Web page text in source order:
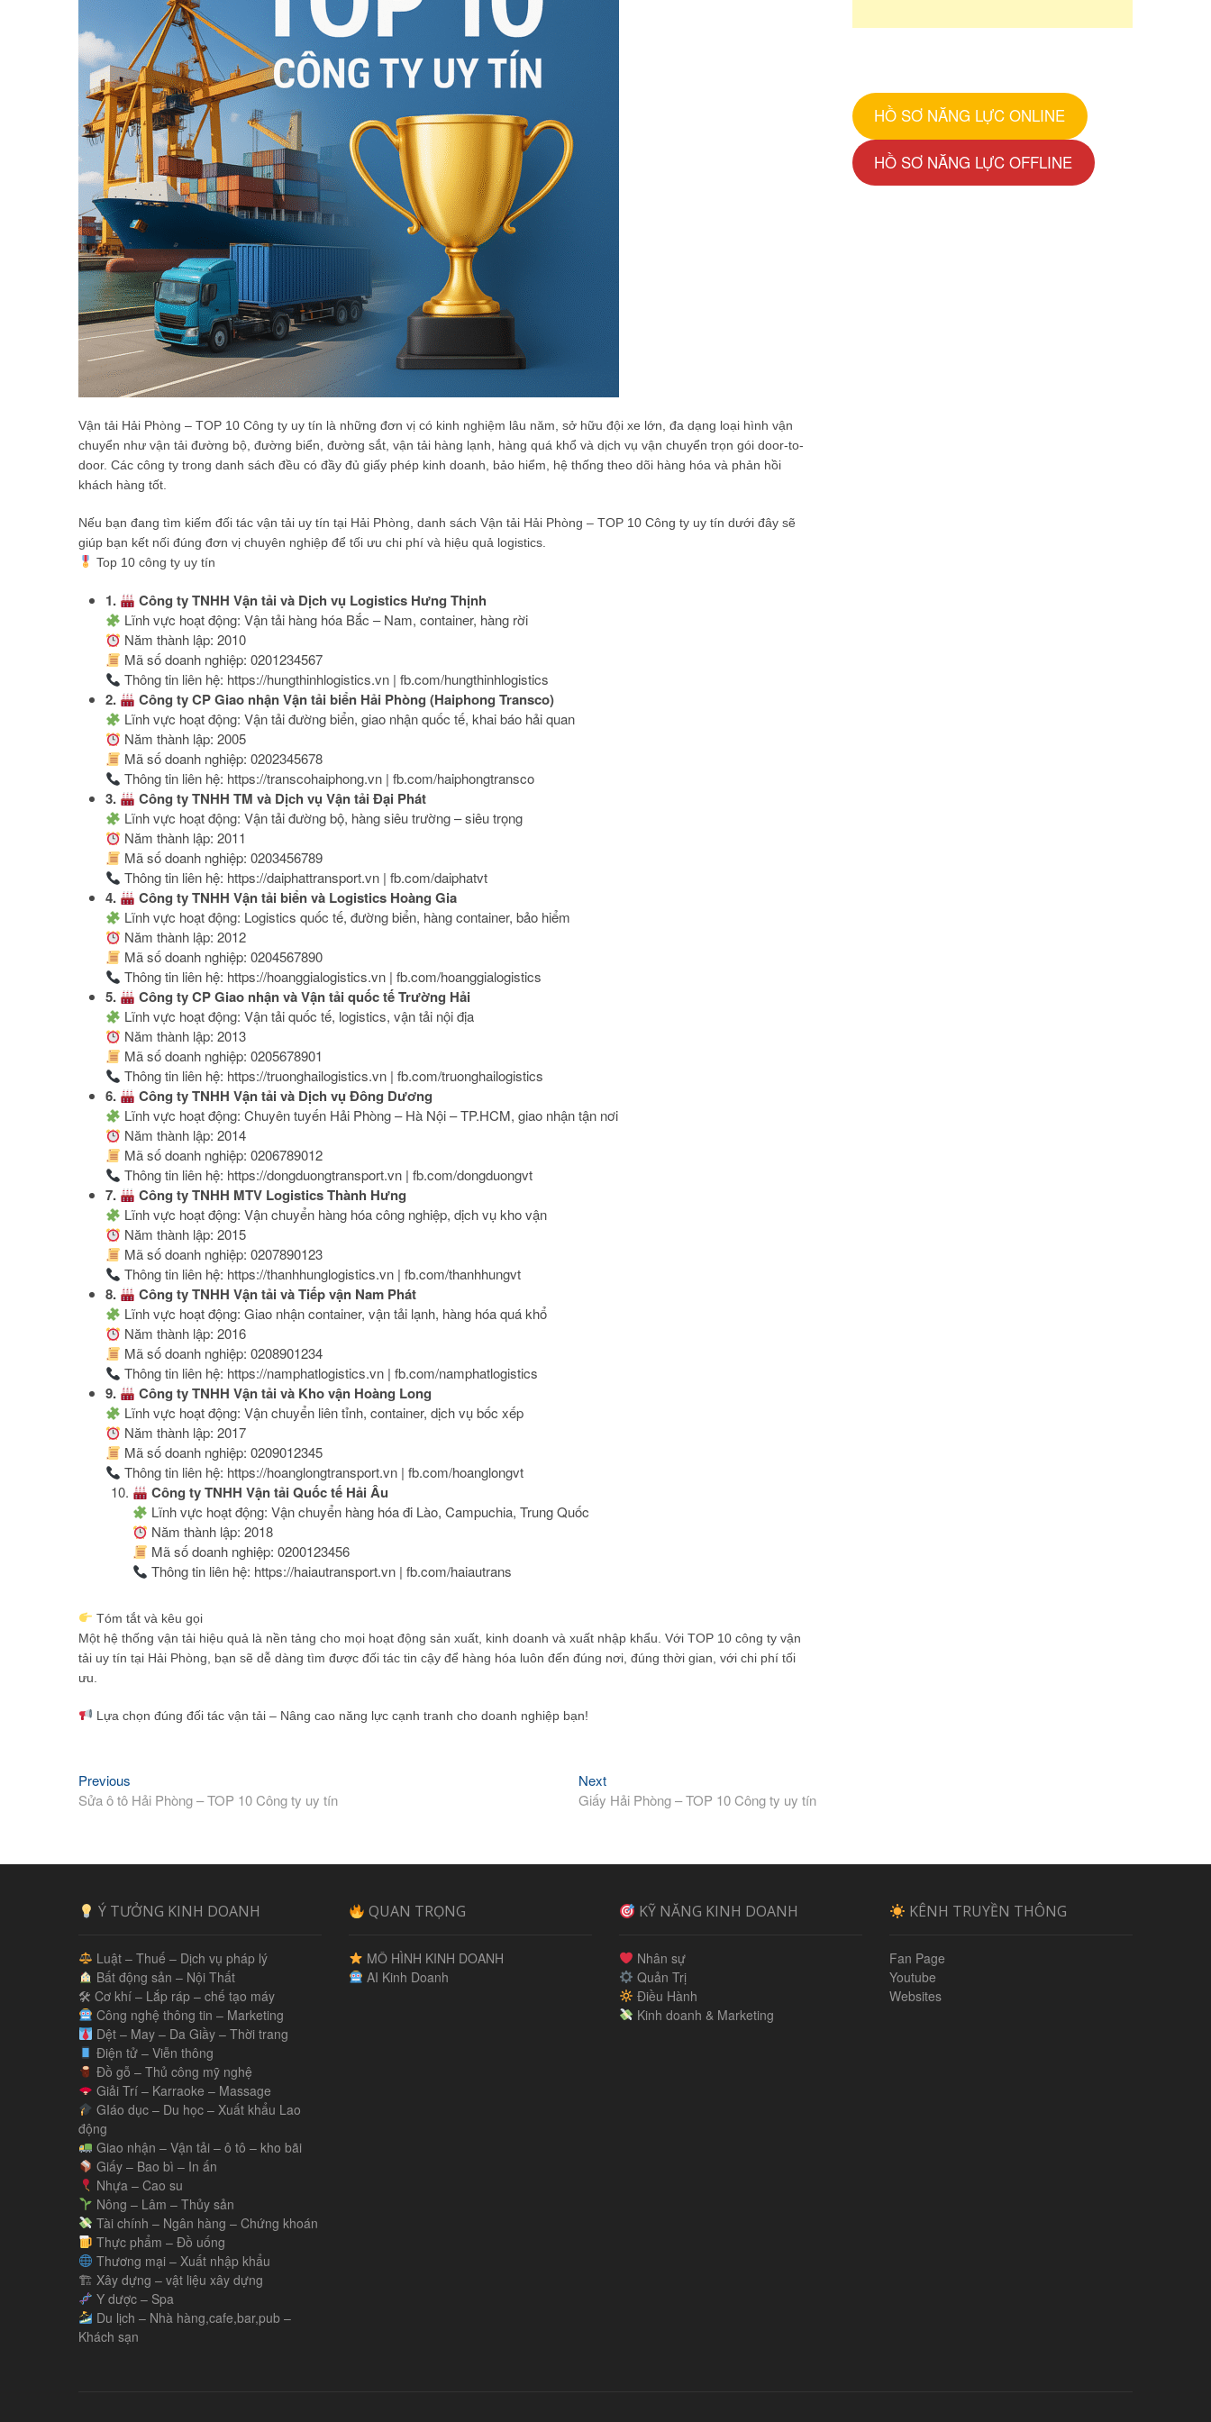
Vận tải Hải Phòng – TOP 10 Công ty uy tín là những đơn vị có kinh nghiệm lâu năm, sở hữu đội xe lớn, đa dạng loại hình vận
chuyển như vận tải đường bộ, đường biển, đường sắt, vận tải hàng lạnh, hàng quá khổ và dịch vụ vận chuyển trọn gói door-to-
door. Các công ty trong danh sách đều có đầy đủ giấy phép kinh doanh, bảo hiểm, hệ thống theo dõi hàng hóa và phản hồi
khách hàng tốt.
Nếu bạn đang tìm kiếm đối tác vận tải uy tín tại Hải Phòng, danh sách Vận tải Hải Phòng – TOP 10 Công ty uy tín dưới đây sẽ
giúp bạn kết nối đúng đơn vị chuyên nghiệp để tối ưu chi phí và hiệu quả logistics.
Top 10 công ty uy tín
1. Công ty TNHH Vận tải và Dịch vụ Logistics Hưng Thịnh
Lĩnh vực hoạt động: Vận tải hàng hóa Bắc – Nam, container, hàng rời
Năm thành lập: 2010
Mã số doanh nghiệp: 0201234567
Thông tin liên hệ: https://hungthinhlogistics.vn | fb.com/hungthinhlogistics
2. Công ty CP Giao nhận Vận tải biển Hải Phòng (Haiphong Transco)
Lĩnh vực hoạt động: Vận tải đường biển, giao nhận quốc tế, khai báo hải quan
Năm thành lập: 2005
Mã số doanh nghiệp: 0202345678
Thông tin liên hệ: https://transcohaiphong.vn | fb.com/haiphongtransco
3. Công ty TNHH TM và Dịch vụ Vận tải Đại Phát
Lĩnh vực hoạt động: Vận tải đường bộ, hàng siêu trường – siêu trọng
Năm thành lập: 2011
Mã số doanh nghiệp: 0203456789
Thông tin liên hệ: https://daiphattransport.vn | fb.com/daiphatvt
4. Công ty TNHH Vận tải biển và Logistics Hoàng Gia
Lĩnh vực hoạt động: Logistics quốc tế, đường biển, hàng container, bảo hiểm
Năm thành lập: 2012
Mã số doanh nghiệp: 0204567890
Thông tin liên hệ: https://hoanggialogistics.vn | fb.com/hoanggialogistics
5. Công ty CP Giao nhận và Vận tải quốc tế Trường Hải
Lĩnh vực hoạt động: Vận tải quốc tế, logistics, vận tải nội địa
Năm thành lập: 2013
Mã số doanh nghiệp: 0205678901
Thông tin liên hệ: https://truonghailogistics.vn | fb.com/truonghailogistics
6. Công ty TNHH Vận tải và Dịch vụ Đông Dương
Lĩnh vực hoạt động: Chuyên tuyến Hải Phòng – Hà Nội – TP.HCM, giao nhận tận nơi
Năm thành lập: 2014
Mã số doanh nghiệp: 0206789012
Thông tin liên hệ: https://dongduongtransport.vn | fb.com/dongduongvt
7. Công ty TNHH MTV Logistics Thành Hưng
Lĩnh vực hoạt động: Vận chuyển hàng hóa công nghiệp, dịch vụ kho vận
Năm thành lập: 2015
Mã số doanh nghiệp: 0207890123
Thông tin liên hệ: https://thanhhunglogistics.vn | fb.com/thanhhungvt
8. Công ty TNHH Vận tải và Tiếp vận Nam Phát
Lĩnh vực hoạt động: Giao nhận container, vận tải lạnh, hàng hóa quá khổ
Năm thành lập: 2016
Mã số doanh nghiệp: 0208901234
Thông tin liên hệ: https://namphatlogistics.vn | fb.com/namphatlogistics
9. Công ty TNHH Vận tải và Kho vận Hoàng Long
Lĩnh vực hoạt động: Vận chuyển liên tỉnh, container, dịch vụ bốc xếp
Năm thành lập: 2017
Mã số doanh nghiệp: 0209012345
Thông tin liên hệ: https://hoanglongtransport.vn | fb.com/hoanglongvt
Công ty TNHH Vận tải Quốc tế Hải Âu
Lĩnh vực hoạt động: Vận chuyển hàng hóa đi Lào, Campuchia, Trung Quốc
Năm thành lập: 2018
Mã số doanh nghiệp: 0200123456
Thông tin liên hệ: https://haiautransport.vn | fb.com/haiautrans
Tóm tắt và kêu gọi
Một hệ thống vận tải hiệu quả là nền tảng cho mọi hoạt động sản xuất, kinh doanh và xuất nhập khẩu. Với TOP 10 công ty vận
tải uy tín tại Hải Phòng, bạn sẽ dễ dàng tìm được đối tác tin cậy để hàng hóa luôn đến đúng nơi, đúng thời gian, với chi phí tối
ưu.
Lựa chọn đúng đối tác vận tải – Nâng cao năng lực cạnh tranh cho doanh nghiệp bạn!
Điều
hướng
Previous
post:
Sửa ô tô Hải Phòng – TOP 10 Công ty uy tín
NextNext
post:
Giấy Hải Phòng – TOP 10 Công ty uy tín
HỒ SƠ NĂNG LỰC ONLINE
HỒ SƠ NĂNG LỰC OFFLINE
Ý TƯỞNG KINH DOANH
Luật – Thuế – Dịch vụ pháp lý
Bất động sản – Nội Thất
🛠 Cơ khí – Lắp ráp – chế tạo máy
Công nghệ thông tin – Marketing
Dệt – May – Da Giầy – Thời trang
Điện tử – Viễn thông
Đồ gỗ – Thủ công mỹ nghệ
Giải Trí – Karraoke – Massage
GIáo dục – Du học – Xuất khẩu Lao
động
Giao nhận – Vận tải – ô tô – kho bãi
Giấy – Bao bì – In ấn
Nhựa – Cao su
Nông – Lâm – Thủy sản
Tài chính – Ngân hàng – Chứng khoán
Thực phẩm – Đồ uống
Thương mại – Xuất nhập khẩu
🏗 Xây dựng – vật liệu xây dựng
Y dược – Spa
Du lịch – Nhà hàng,cafe,bar,pub –
Khách sạn
QUAN TRỌNG
MÔ HÌNH KINH DOANH
AI Kinh Doanh
KỸ NĂNG KINH DOANH
Nhân sự
Quản Trị
Điều Hành
Kinh doanh & Marketing
KÊNH TRUYỀN THÔNG
Fan Page
Youtube
Websites